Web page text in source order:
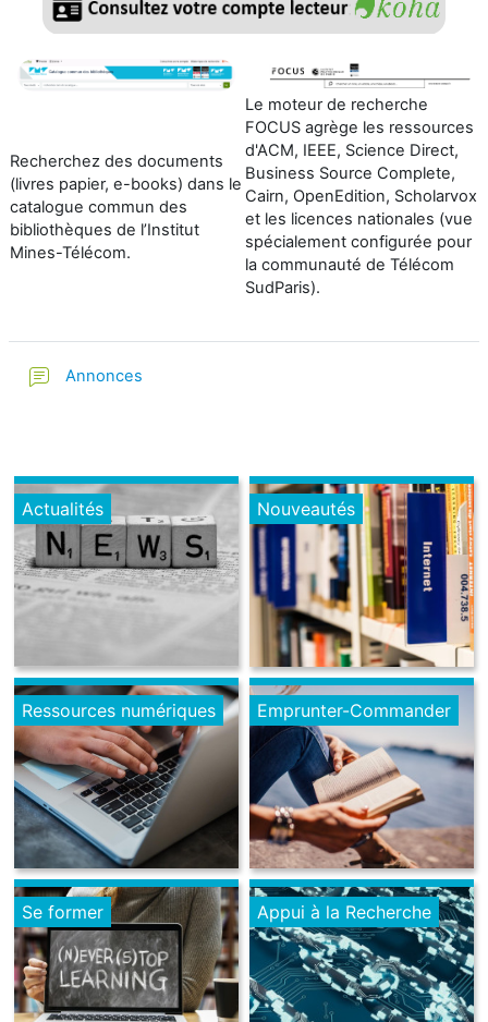
Recherchez des documents
(livres papier, e-books) dans le
catalogue commun des
bibliothèques de l’Institut
Mines-Télécom.
Le moteur de recherche
FOCUS agrège les ressources
d'ACM, IEEE, Science Direct,
Business Source Complete,
Cairn, OpenEdition, Scholarvox
et les licences nationales (vue
spécialement configurée pour
la communauté de Télécom
SudParis).
Annonces
Actualités Nouveautés
Ressources numériques Emprunter-Commander
Se former Appui à la Recherche